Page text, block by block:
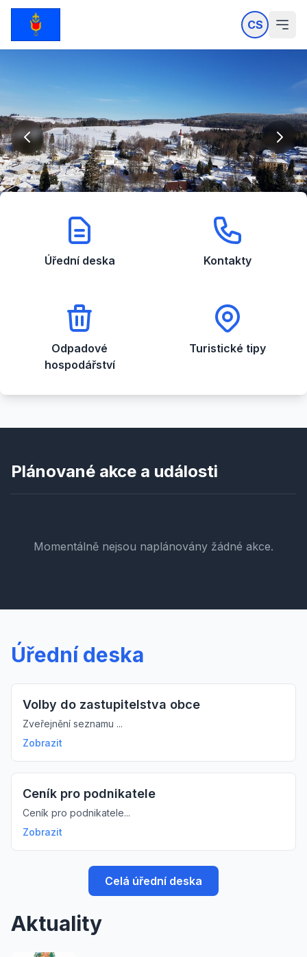
CS
Úřední deska Kontakty
Odpadové
hospodářství
Turistické tipy
Plánované akce a události
Momentálně nejsou naplánovány žádné akce.
Úřední deska
Volby do zastupitelstva obce
Zveřejnění seznamu ...
Zobrazit
Ceník pro podnikatele
Ceník pro podnikatele...
Zobrazit
Celá úřední deska
Aktuality